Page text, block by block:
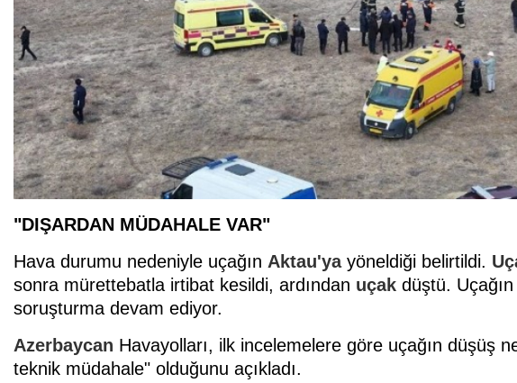
"DIŞARDAN MÜDAHALE VAR"
Hava durumu nedeniyle uçağın Aktau'yayöneldiği belirtildi.
sonra mürettebatla irtibat kesildi, ardından uçak düştü.
soruşturma devam ediyor.
Azerbaycan Havayolları, ilk incelemelere göre uçağın düşüş
teknik müdahale" olduğunu açıkladı.